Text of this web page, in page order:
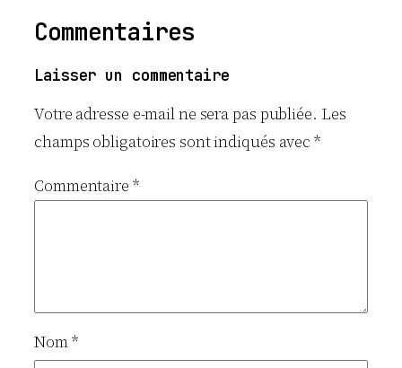
Commentaires
Laisser un commentaire
Votre adresse e-mail ne sera pas publiée. Les
champs obligatoires sont indiqués avec*
Commentaire *
Nom*